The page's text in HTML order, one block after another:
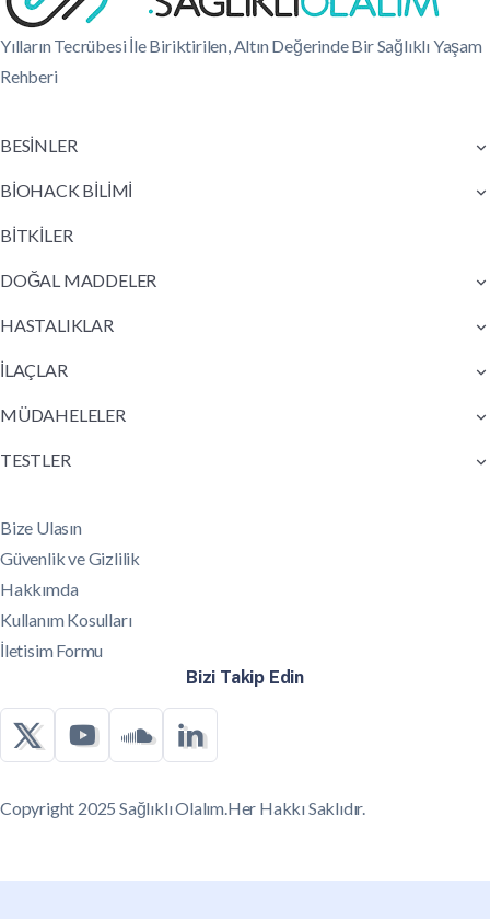
Yılların Tecrübesi İle Biriktirilen, Altın Değerinde Bir Sağlıklı Yaşam
Rehberi
BESİNLER
BİOHACK BİLİMİ
BİTKİLER
DOĞAL MADDELER
HASTALIKLAR
İLAÇLAR
MÜDAHELELER
TESTLER
Bize Ulasın
Güvenlik ve Gizlilik
Hakkımda
Kullanım Kosulları
İletisim Formu
Bizi Takip Edin
Copyright 2025 Sağlıklı Olalım.Her Hakkı Saklıdır.